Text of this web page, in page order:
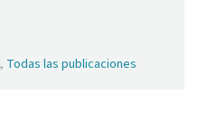
, Todas las publicaciones